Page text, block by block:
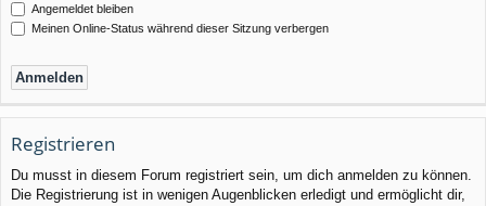
Angemeldet bleiben
Meinen Online-Status während dieser Sitzung verbergen
Registrieren
Du musst in diesem Forum registriert sein, um dich anmelden zu können.
Die Registrierung ist in wenigen Augenblicken erledigt und ermöglicht dir,